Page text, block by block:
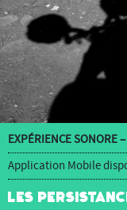
EXPÉRIENCE SONORE
Application Mobile
Les